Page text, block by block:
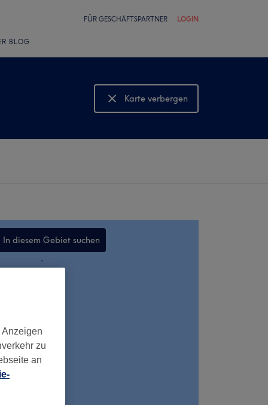
FÜR GESCHÄFTSPARTNER LOGIN
BLOG
Karte verbergen
Karte anzeigen
In diesem Gebiet suchen
,
zu
an